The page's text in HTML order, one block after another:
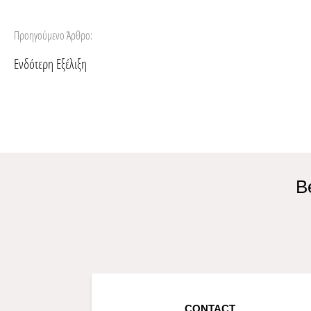
Προηγούμενο Άρθρο:
Ενδότερη Εξέλιξη
CONTACT